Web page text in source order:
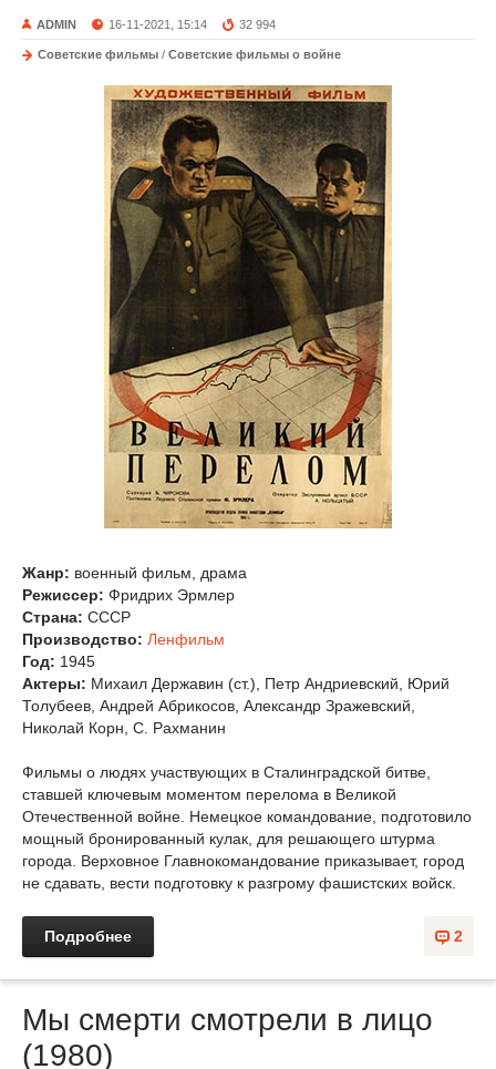
ADMIN 16-11-2021, 15:14 32 994
Советские фильмы / Советские фильмы о войне
Жанр: военный фильм, драма
Режиссер: Фридрих Эрмлер
Страна: СССР
Производство: Ленфильм
Год: 1945
Актеры: Михаил Державин (ст.), Петр Андриевский, Юрий
Толубеев, Андрей Абрикосов, Александр Зражевский,
Николай Корн, С. Рахманин
Фильмы о людях участвующих в Сталинградской битве,
ставшей ключевым моментом перелома в Великой
Отечественной войне. Немецкое командование, подготовило
мощный бронированный кулак, для решающего штурма
города. Верховное Главнокомандование приказывает, город
не сдавать, вести подготовку к разгрому фашистских войск.
2
Подробнее
Мы смерти смотрели в лицо
(1980)